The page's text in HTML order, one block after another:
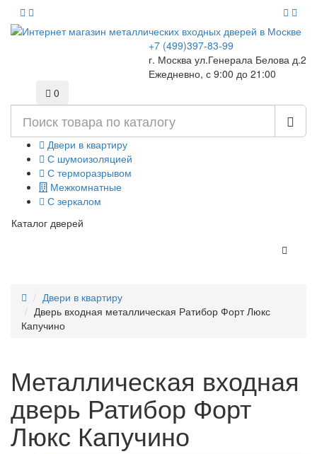
+7 (499)397-83-99
г. Москва ул.Генерала Белова д.2
Ежедневно, с 9:00 до 21:00
0
Двери в квартиру
С шумоизоляцией
С терморазрывом
Межкомнатные
С зеркалом
Каталог дверей
Двери в квартиру
Дверь входная металлическая Ратибор Форт Люкс
Капучино
Металлическая входная
дверь Ратибор Форт
Люкс Капучино